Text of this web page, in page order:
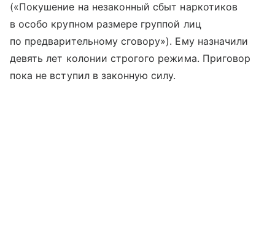
(«Покушение на незаконный сбыт наркотиков
в особо крупном размере группой лиц
по предварительному сговору»). Ему назначили
девять лет колонии строгого режима. Приговор
пока не вступил в законную силу.